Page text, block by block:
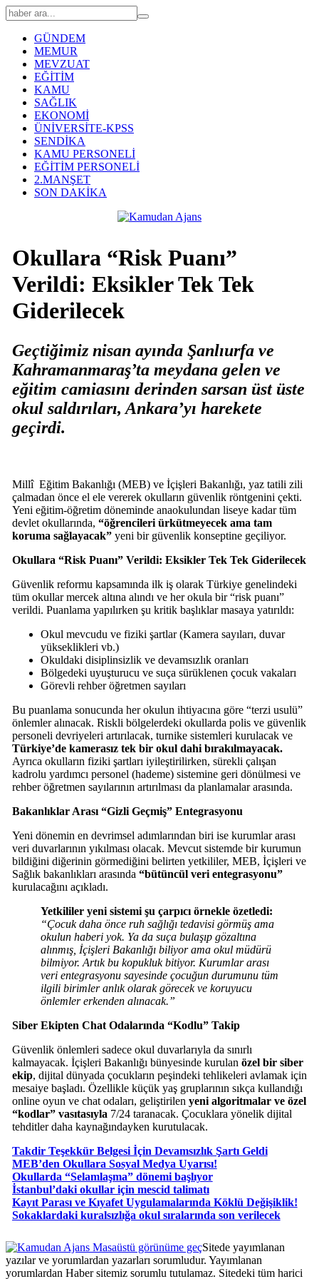
GÜNDEM
MEMUR
MEVZUAT
EĞİTİM
KAMU
SAĞLIK
EKONOMİ
ÜNİVERSİTE-KPSS
SENDİKA
KAMU PERSONELİ
EĞİTİM PERSONELİ
2.MANŞET
SON DAKİKA
Okullara “Risk Puanı”
Verildi: Eksikler Tek Tek
Giderilecek
Geçtiğimiz nisan ayında Şanlıurfa ve
Kahramanmaraş’ta meydana gelen ve
eğitim camiasını derinden sarsan üst üste
okul saldırıları, Ankara’yı harekete
geçirdi.
Millî EğitimBakanlığı (MEB) ve İçişleri Bakanlığı, yaz tatili zili
çalmadan önce el ele vererek okulların güvenlik röntgenini çekti.
Yeni eğitim-öğretim döneminde anaokulundan liseye kadar tüm
devlet okullarında, “öğrencileri ürkütmeyecek ama tam
koruma sağlayacak”yeni bir güvenlik konseptine geçiliyor.
Okullara “Risk Puanı” Verildi: Eksikler Tek Tek Giderilecek
Güvenlik reformu kapsamında ilk iş olarak Türkiye genelindeki
tüm okullar mercek altına alındı ve her okula bir “risk puanı”
verildi. Puanlama yapılırken şu kritik başlıklar masaya yatırıldı:
Okul mevcudu ve fiziki şartlar (Kamera sayıları, duvar
yükseklikleri vb.)
Okuldaki disiplinsizlik ve devamsızlık oranları
Bölgedeki uyuşturucu ve suça sürüklenen çocuk vakaları
Görevli rehber öğretmen sayıları
Bu puanlama sonucunda her okulun ihtiyacına göre “terzi usulü”
önlemler alınacak. Riskli bölgelerdeki okullarda polis ve güvenlik
personeli devriyeleri artırılacak, turnike sistemleri kurulacak ve
Türkiye’de kamerasız tek bir okul dahi bırakılmayacak.
Ayrıca okulların fiziki şartları iyileştirilirken, sürekli çalışan
kadrolu yardımcı personel (hademe) sistemine geri dönülmesi ve
rehber öğretmen sayılarının artırılması da planlamalar arasında.
Bakanlıklar Arası “Gizli Geçmiş” Entegrasyonu
Yeni dönemin en devrimsel adımlarından biri ise kurumlar arası
veri duvarlarının yıkılması olacak. Mevcut sistemde bir kurumun
bildiğini diğerinin görmediğini belirten yetkililer, MEB, İçişleri ve
Sağlık bakanlıkları arasında “bütüncül veri entegrasyonu”
kurulacağını açıkladı.
Yetkililer yeni sistemi şu çarpıcı örnekle özetledi:
“Çocuk daha önce ruh sağlığı tedavisi görmüş ama
okulun haberi yok. Ya da suça bulaşıp gözaltına
alınmış, İçişleri Bakanlığı biliyor ama okul müdürü
bilmiyor. Artık bu kopukluk bitiyor. Kurumlar arası
veri entegrasyonu sayesinde çocuğun durumunu tüm
ilgili birimler anlık olarak görecek ve koruyucu
önlemler erkenden alınacak.”
Siber Ekipten Chat Odalarında “Kodlu” Takip
Güvenlik önlemleri sadece okul duvarlarıyla da sınırlı
kalmayacak. İçişleri Bakanlığı bünyesinde kurulan özel bir siber
ekip, dijital dünyada çocukların peşindeki tehlikeleri avlamak için
mesaiye başladı. Özellikle küçük yaş gruplarının sıkça kullandığı
online oyun ve chat odaları, geliştirilen yeni algoritmalar ve özel
“kodlar” vasıtasıyla 7/24 taranacak. Çocuklara yönelik dijital
tehditler daha kaynağındayken kurutulacak.
Takdir Teşekkür Belgesi İçin Devamsızlık Şartı Geldi
MEB’den Okullara Sosyal Medya Uyarısı!
Okullarda “Selamlaşma” dönemi başlıyor
İstanbul’daki okullar için mescid talimatı
Kayıt Parası ve Kıyafet Uygulamalarında Köklü Değişiklik!
Sokaklardaki kuralsızlığa okul sıralarında son verilecek
Masaüstü görünüme geçSitede yayımlanan
yazılar ve yorumlardan yazarları sorumludur. Yayımlanan
yorumlardan Haber sitemiz sorumlu tutulamaz. Sitedeki tüm harici